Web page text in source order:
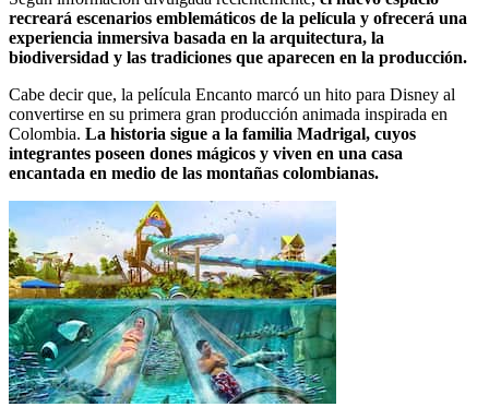
recreará escenarios emblemáticos de la película y ofrecerá una
experiencia inmersiva basada en la arquitectura, la
biodiversidad y las tradiciones que aparecen en la producción.
Cabe decir que, la película Encanto marcó un hito para Disney al
convertirse en su primera gran producción animada inspirada en
Colombia. La historia sigue a la familia Madrigal, cuyos
integrantes poseen dones mágicos y viven en una casa
encantada en medio de las montañas colombianas.